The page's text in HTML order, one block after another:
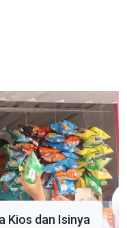
Kios dan Isinya